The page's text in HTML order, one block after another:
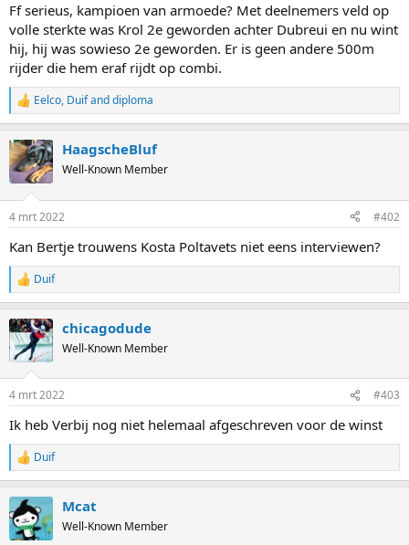
Ff serieus, kampioen van armoede? Met deelnemers veld op
volle sterkte was Krol 2e geworden achter Dubreui en nu wint
hij, hij was sowieso 2e geworden. Er is geen andere 500m
rijder die hem eraf rijdt op combi.
R
e
c
t
i
s
Eelco, Duifanddiploma
HaagscheBluf
Well-Known Member
4 mrt 2022 #402
Kan Bertje trouwens Kosta Poltavets niet eens interviewen?
R
e
c
t
i
s
Duif
chicagodude
Well-Known Member
4 mrt 2022 #403
Ik heb Verbij nog niet helemaal afgeschreven voor de winst
R
e
c
t
i
Duif
Mcat
Well-Known Member